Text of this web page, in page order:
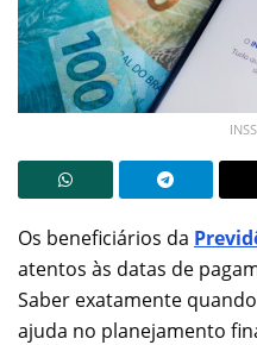
Os beneficiários da
atentos às datas de
Saber exatamente
ajuda no planejamento